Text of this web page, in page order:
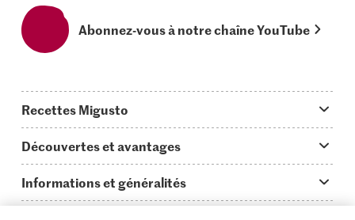
Abonnez-vous à notre chaîne YouTube
Recettes Migusto
Idées de menus
Plats principaux
Découvertes et avantages
On en parle...
Informations et généralités
Questions concernant Migusto